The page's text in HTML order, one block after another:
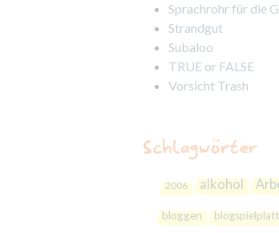
Sprachrohr für die
Strandgut
Subaloo
TRUE or FALSE
Vorsicht Trash
Schlagwörter
2006 alkohol
bloggen